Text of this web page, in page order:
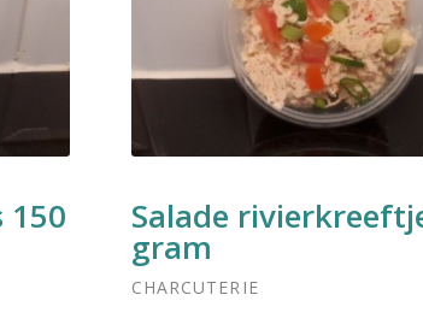
150 Salade
gram
CHARCUTERIE